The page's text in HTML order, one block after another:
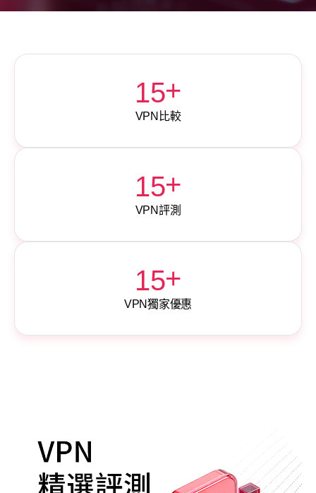
15+
VPN比較
15+
VPN評測
15+
VPN獨家優惠